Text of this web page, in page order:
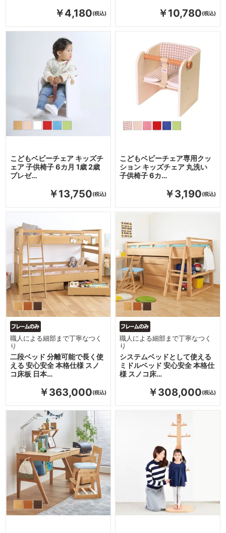
￥4,180 ￥10,780
こどもベビーチェア キッズチ
ェア 子供椅子 6カ月 1歳 2歳
プレゼ…
￥13,750
こどもベビーチェア専用クッ
ション キッズチェア 丸洗い
子供椅子 6カ…
￥3,190
二段ベッド 分離可能で長く使
える 安心安全 本格仕様 スノ
コ床板 日本…
職人による細部まで丁寧なつく
り
￥363,000
システムベッドとして使える
ミドルベッド 安心安全 本格仕
様 スノコ床…
職人による細部まで丁寧なつく
り
￥308,000